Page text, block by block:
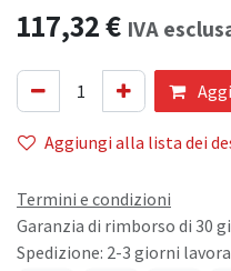
117,32€ IVA
Aggiungi alla lista dei
Termini e condizioni
Garanzia di rimborso di 30
Spedizione: 2-3 giorni